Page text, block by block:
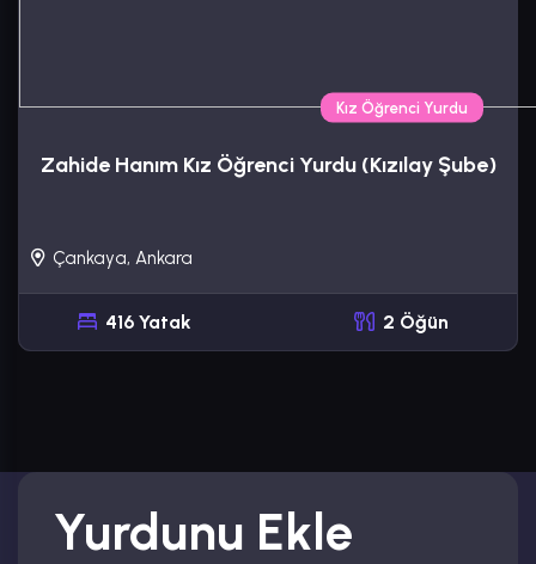
Kız Öğrenci Yurdu
Zahide Hanım Kız Öğrenci Yurdu (Kızılay Şube)
Çankaya, Ankara
416 Yatak 2 Öğün
Yurdunu Ekle